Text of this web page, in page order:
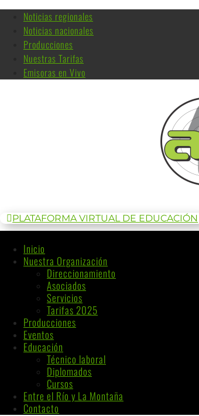
Noticias regionales
Noticias nacionales
Producciones
Nuestras Tarifas
Emisoras en Vivo
PLATAFORMA VIRTUAL DE EDUCACIÓN
Inicio
Nuestra Organización
Direccionamiento
Asociados
Servicios
Tarifas 2025
Producciones
Eventos
Educación
Técnico laboral
Diplomados
Cursos
Entre el Río y La Montaña
Contacto